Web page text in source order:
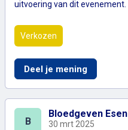
uitvoering van dit evenement.
Verkozen
Deel je meningBuurtfeest
B
Bloedgeven Esen
30 mrt 2025